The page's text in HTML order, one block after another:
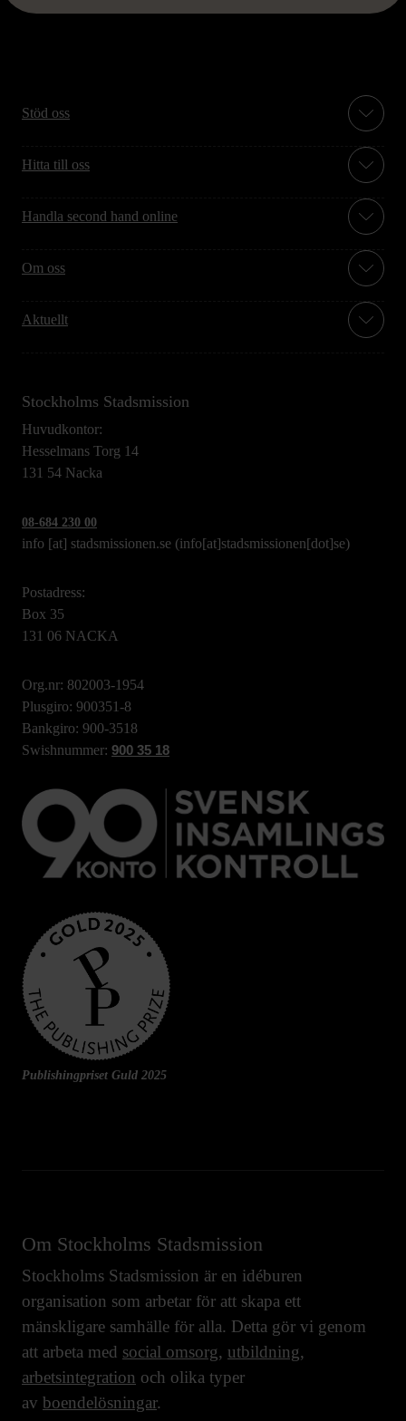
Stöd oss
Hitta till oss
Handla second hand online
Om oss
Aktuellt
Stockholms Stadsmission
Huvudkontor:
Hesselmans Torg 14
131 54 Nacka
08-684 230 00
info [at] stadsmissionen.se (info[at]stadsmissionen[dot]se)
Postadress:
Box 35
131 06 NACKA
Org.nr: 802003-1954
Plusgiro: 900351-8
Bankgiro: 900-3518
Swishnummer: 900 35 18
Publishingpriset Guld 2025
Om Stockholms Stadsmission
Stockholms Stadsmission är en idéburen
organisation som arbetar för att skapa ett
mänskligare samhälle för alla. Detta gör vi genom
att arbeta med social omsorg, utbildning,
arbetsintegration och olika typer
av boendelösningar.